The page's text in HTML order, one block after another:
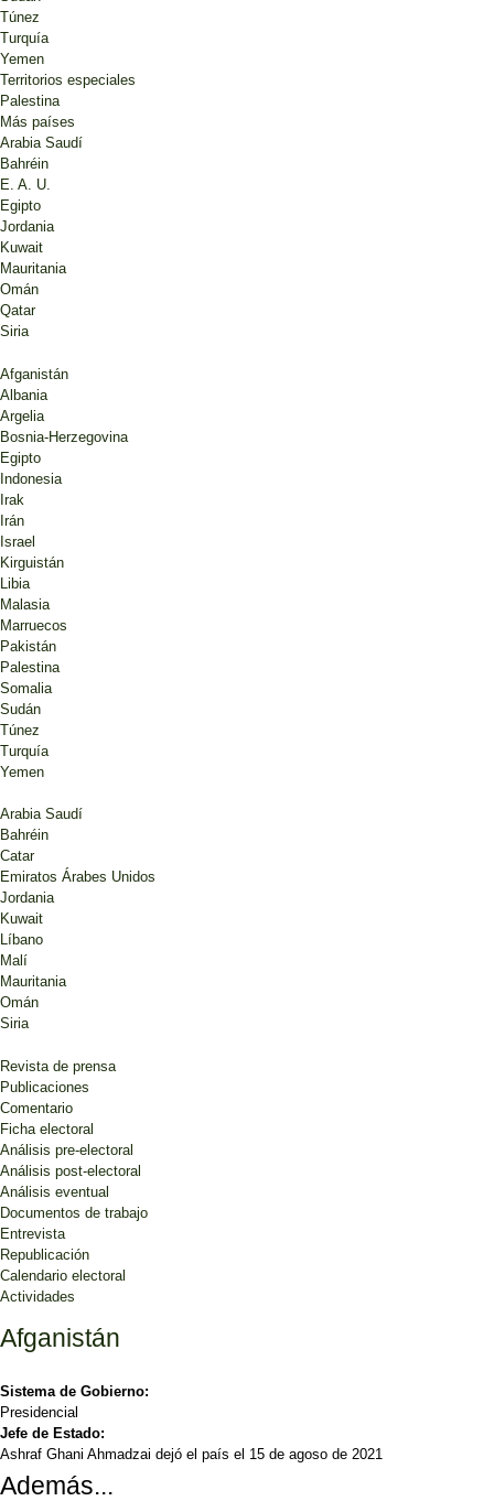
Túnez
Turquía
Yemen
Territorios especiales
Palestina
Más países
Arabia Saudí
Bahréin
E. A. U.
Egipto
Jordania
Kuwait
Mauritania
Omán
Qatar
Siria
Afganistán
Albania
Argelia
Bosnia-Herzegovina
Egipto
Indonesia
Irak
Irán
Israel
Kirguistán
Libia
Malasia
Marruecos
Pakistán
Palestina
Somalia
Sudán
Túnez
Turquía
Yemen
Arabia Saudí
Bahréin
Catar
Emiratos Árabes Unidos
Jordania
Kuwait
Líbano
Malí
Mauritania
Omán
Siria
Revista de prensa
Publicaciones
Comentario
Ficha electoral
Análisis pre-electoral
Análisis post-electoral
Análisis eventual
Documentos de trabajo
Entrevista
Republicación
Calendario electoral
Actividades
Afganistán
Sistema de Gobierno:
Presidencial
Jefe de Estado:
Ashraf Ghani Ahmadzai dejó el país el 15 de agoso de 2021
Además...